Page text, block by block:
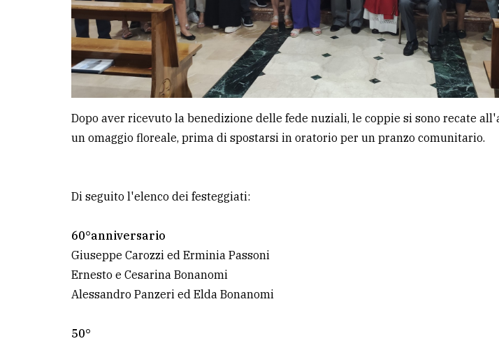
Dopo aver ricevuto la benedizione delle fede nuziali, le coppie si sono recate
un omaggio floreale, prima di spostarsi in oratorio per un pranzo comunitario.
Di seguito l'elenco dei festeggiati:
60°anniversario
Giuseppe Carozzi ed Erminia Passoni
Ernesto e Cesarina Bonanomi
Alessandro Panzeri ed Elda Bonanomi
50°